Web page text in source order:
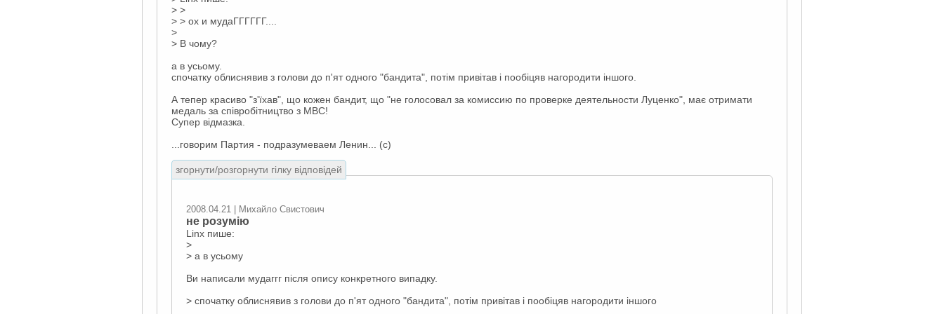
> >
> > ох и мудаГГГГГГ....
>
> В чому?
а в усьому.
спочатку облиснявив з голови до п'ят одного "бандита", потім привітав і пообіцяв нагородити іншого.
А тепер красиво "з'їхав", що кожен бандит, що "не голосовал за комиссию по проверке деятельности Луценко", має отримати
медаль за співробітництво з МВС!
Супер відмазка.
...говорим Партия - подразумеваем Ленин... (с)
згорнути/розгорнути гілку відповідей
2008.04.21 | Михайло Свистович
не розумію
Linx пише:
>
> а в усьому
Ви написали мудаггг після опису конкретного випадку.
> спочатку облиснявив з голови до п'ят одного "бандита", потім привітав і пообіцяв нагородити іншого